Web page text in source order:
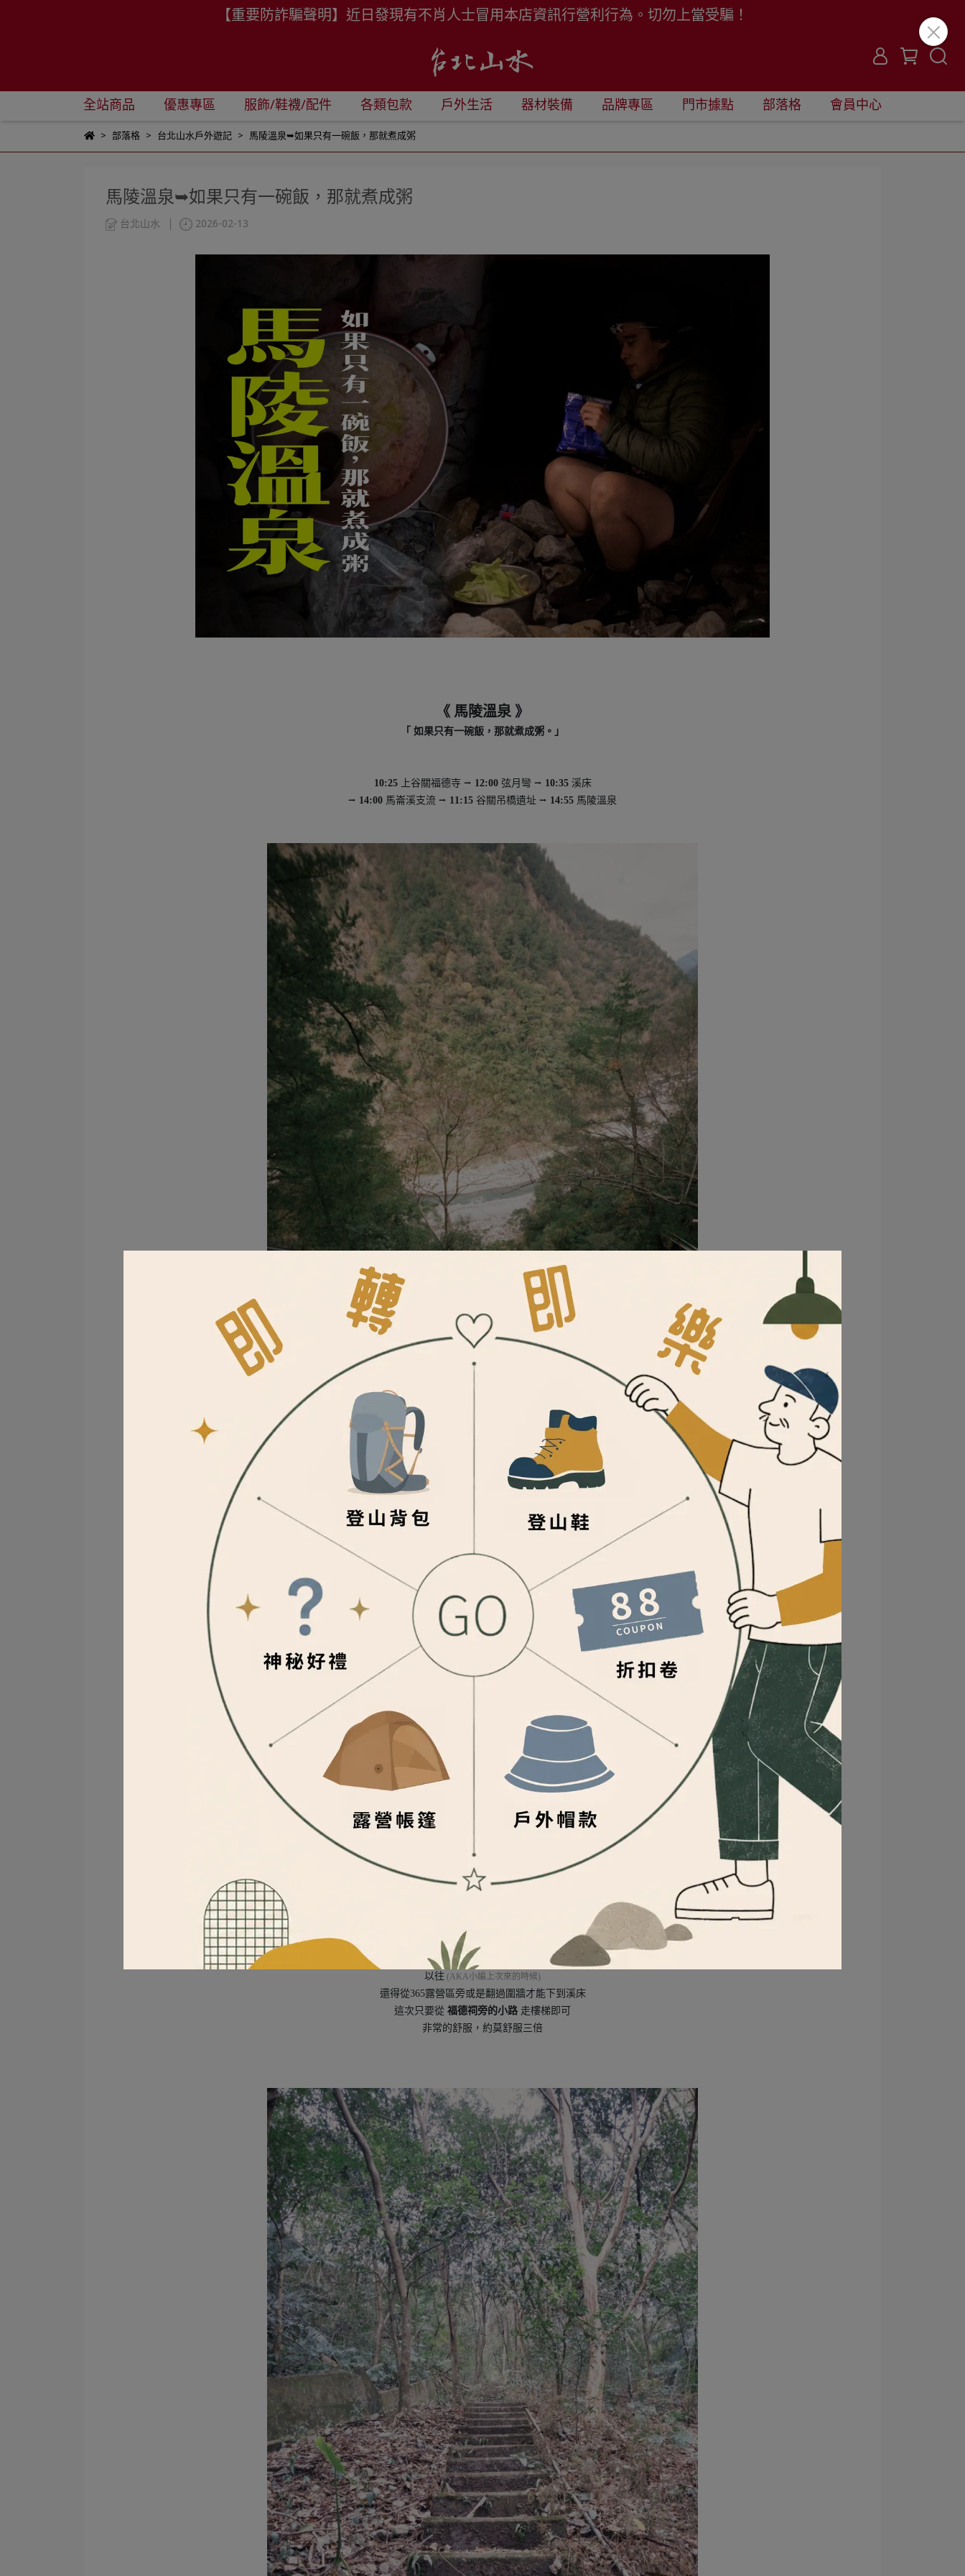
【重要防詐騙聲明】近日發現有不肖人士冒用本店資訊行營利行為。切勿上當受騙！
全站商品 優惠專區 服飾/鞋襪/配件 各類包款 戶外生活 器材裝備 品牌專區 門市據點 部落格 會員中心
部落格 台北山水戶外遊記 馬陵溫泉➥如果只有一碗飯，那就煮成粥
馬陵溫泉➥如果只有一碗飯，那就煮成粥
台北山水 2026-02-13
《 馬陵溫泉 》
「 如果只有一碗飯，那就煮成粥。」
10:25上谷關福德寺 ⭢ 12:00弦月彎 ⭢ 10:35溪床
⭢ 14:00 馬崙溪支流 ⭢ 11:15 谷關吊橋遺址 ⭢ 14:55 馬陵溫泉
今天的登山口，上谷關福德寺
上谷關福德祠 (含整理裝備)
以往 (AKA小編上次來的時候)
還得從365露營區旁或是翻過圍牆才能下到溪床
這次只要從 福德祠旁的小路 走樓梯即可
非常的舒服，約莫舒服三倍